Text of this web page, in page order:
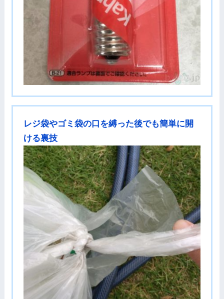
レジ袋やゴミ袋の口を縛った後でも簡単に開
ける裏技